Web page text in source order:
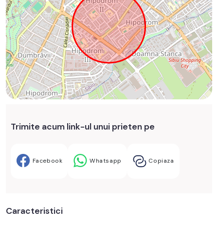
Trimite acum link-ul unui prieten pe
Facebook Whatsapp Copiaza
Caracteristici